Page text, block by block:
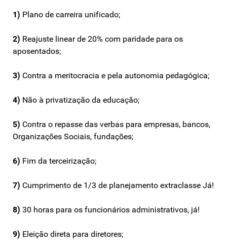
1) Plano de carreira unificado;
2) Reajuste linear de 20% com paridade para os
aposentados;
3) Contra a meritocracia e pela autonomia pedagógica;
4) Não à privatização da educação;
5) Contra o repasse das verbas para empresas, bancos,
Organizações Sociais, fundações;
6) Fim da terceirização;
7) Cumprimento de 1/3 de planejamento extraclasse Já!
8) 30 horas para os funcionários administrativos, já!
9) Eleição direta para diretores;